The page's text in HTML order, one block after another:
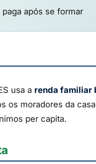
após se formar
usa a renda familiar
os moradores da
per capita.